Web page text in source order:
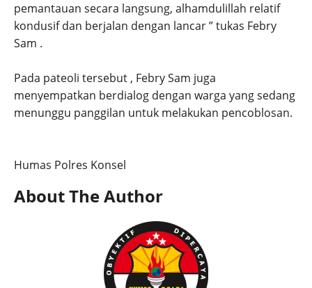
pemantauan secara langsung, alhamdulillah relatif
kondusif dan berjalan dengan lancar ” tukas Febry
Sam .
Pada pateoli tersebut , Febry Sam juga
menyempatkan berdialog dengan warga yang sedang
menunggu panggilan untuk melakukan pencoblosan.
Humas Polres Konsel
About The Author